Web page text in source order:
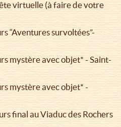
virtuelle (à faire de votre
“Aventures survoltées”-
mystère avec objet* - Saint-
mystère avec objet* -
final au Viaduc des Rochers